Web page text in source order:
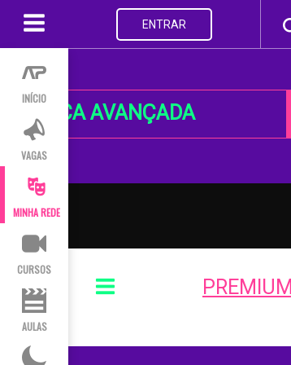
INÍCIO
VAGAS
MINHA REDE
CURSOS
AULAS
ENTRAR
BUSCA AVANÇADA
PREMIUM